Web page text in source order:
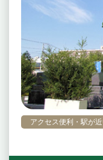
アクセス便利・駅が